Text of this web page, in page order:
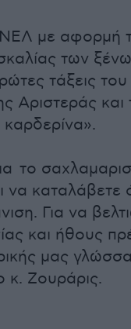
με αφορμή
των
τάξεις
Αριστεράς και
το
να καταλάβετε
Για να
και ήθους
μας
κ. Ζουράρις.